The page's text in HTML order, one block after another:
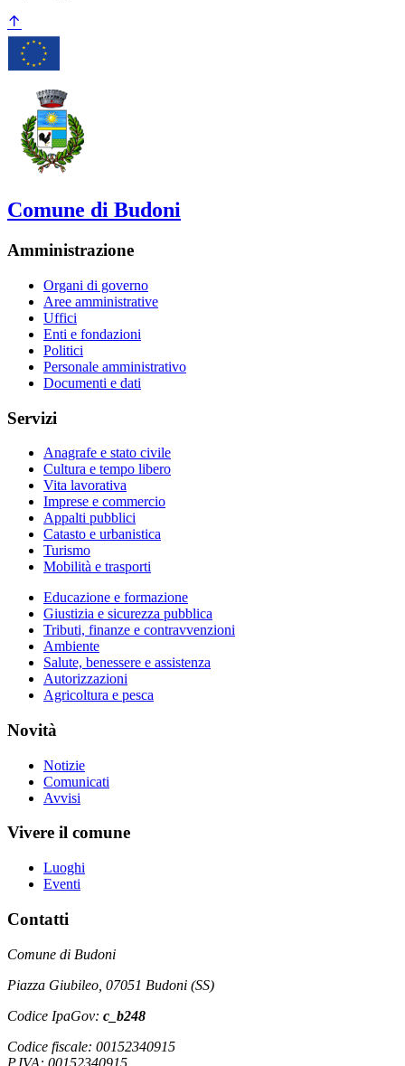
Comune di Budoni
Amministrazione
Organi di governo
Aree amministrative
Uffici
Enti e fondazioni
Politici
Personale amministrativo
Documenti e dati
Servizi
Anagrafe e stato civile
Cultura e tempo libero
Vita lavorativa
Imprese e commercio
Appalti pubblici
Catasto e urbanistica
Turismo
Mobilità e trasporti
Educazione e formazione
Giustizia e sicurezza pubblica
Tributi, finanze e contravvenzioni
Ambiente
Salute, benessere e assistenza
Autorizzazioni
Agricoltura e pesca
Novità
Notizie
Comunicati
Avvisi
Vivere il comune
Luoghi
Eventi
Contatti
Comune di Budoni
Piazza Giubileo, 07051 Budoni (SS)
Codice IpaGov: c_b248
Codice fiscale: 00152340915
P.IVA: 00152340915